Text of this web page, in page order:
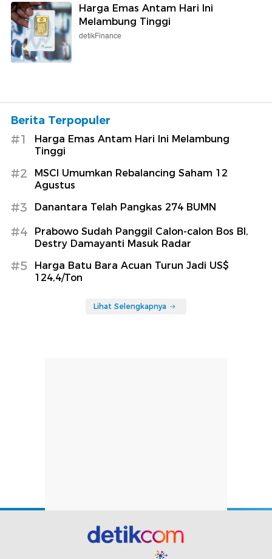
Harga Emas Antam Hari Ini
Melambung Tinggi
detikFinance
Berita Terpopuler
#1
Harga Emas Antam Hari Ini Melambung
Tinggi
#2
MSCI Umumkan Rebalancing Saham 12
Agustus
#3 Danantara Telah Pangkas 274 BUMN
#4
Prabowo Sudah Panggil Calon-calon Bos BI,
Destry Damayanti Masuk Radar
#5
Harga Batu Bara Acuan Turun Jadi US$
124,4/Ton
Lihat Selengkapnya